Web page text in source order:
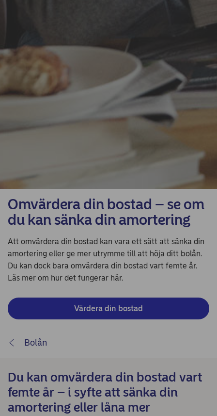
Omvärdera din bostad – se om
du kan sänka din amortering
Att omvärdera din bostad kan vara ett sätt att sänka din
amortering eller ge mer utrymme till att höja ditt bolån.
Du kan dock bara omvärdera din bostad vart femte år.
Läs mer om hur det fungerar här.
Värdera din bostad
Bolån
Du kan omvärdera din bostad vart
femte år – i syfte att sänka din
amortering eller låna mer